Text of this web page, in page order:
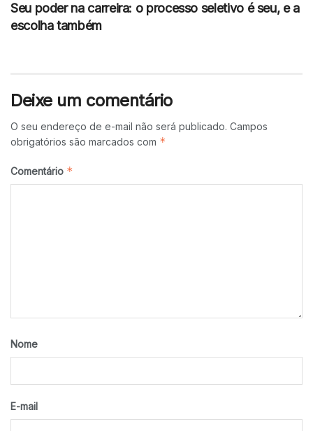
Seu poder na carreira: o processo seletivo é seu, e a
escolha também
Deixe um comentário
O seu endereço de e-mail não será publicado. Campos
obrigatórios são marcados com *
Comentário *
Nome
E-mail